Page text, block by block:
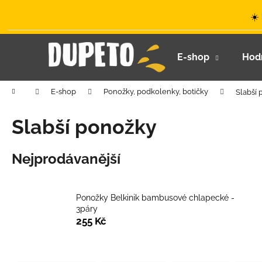
☀️
E-shop
Domů E-shop Ponožky, podkolenky, botičky Slabší
Slabší ponožky
Nejprodávanější
Ponožky Belkinik bambusové chlapecké -
3páry
255 Kč
š
Zpět
obchodu
Zpět
obchodu